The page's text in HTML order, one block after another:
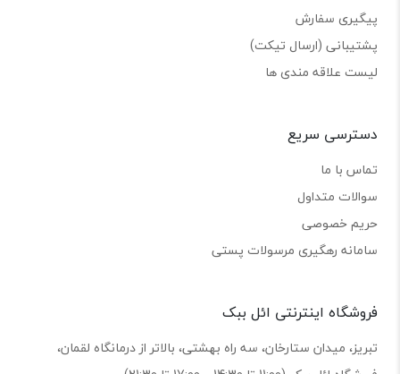
پیگیری سفارش
پشتیبانی (ارسال تیکت)
لیست علاقه مندی ها
دسترسی سریع
تماس با ما
سوالات متداول
حریم خصوصی
سامانه رهگیری مرسولات پستی
فروشگاه اینترنتی ائل ببک
تبریز، میدان ستارخان، سه راه بهشتی، بالاتر از درمانگاه لقمان،